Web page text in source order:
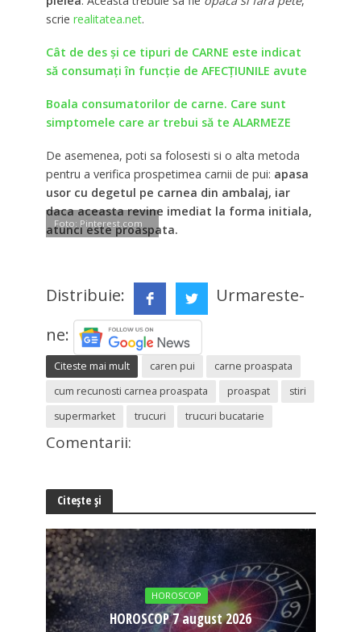
scrie realitatea.net.
Cât de des și ce tipuri de CARNE este indicat
să consumaţi în funcție de AFECȚIUNILE avute
Boala consumatorilor de carne. Care sunt
simptomele care ar trebui să te ALARMEZE
De asemenea, poti sa folosesti si o alta metoda
pentru a verifica prospetimea carnii de pui: apasa
usor cu degetul pe carnea din ambalaj, iar
daca aceasta revine imediat la forma initiala,
atunci este proaspata.
Foto: Pinterest.com
Distribuie:
Urmareste-
ne:
Citeste mai mult caren pui
carne proaspata
cum recunosti carnea proaspata
proaspat
stiri
supermarket
trucuri trucuri bucatarie
Comentarii:
Citește și
HOROSCOP
HOROSCOP 7 august 2026